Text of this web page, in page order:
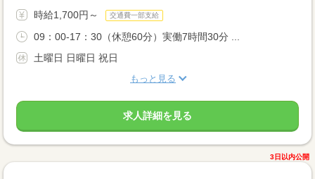
時給1,700円～ 交通費一部支給
09：00-17：30（休憩60分）実働7時間30分 ...
土曜日 日曜日 祝日
もっと見る
求人詳細を見る
3日以内公開